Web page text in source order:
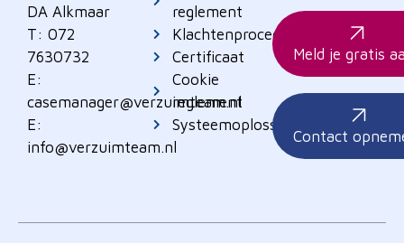
DA Alkmaar
T: 072
7630732
E:
casemanager@verzuimteam.nl
E:
info@verzuimteam.nl
reglement
Klachtenprocedure
Certificaat
Cookie
reglement
Systeemoplossingen
Meld je gratis
Contact